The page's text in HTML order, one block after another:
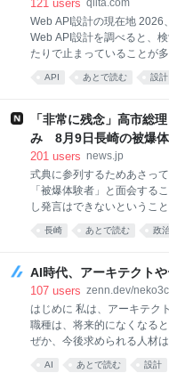
に参加しているクリエイタ
月7日まで。従来制度によ
行われます。 後継の
Revenue Sharing参加者が
121 users qiita.com
Web API設計の現在地 2026
Web API設計を調べると、
たりで止まっていることが
ができ、OAuthのグラント
までRFCが生えました。
のドラフト、大手APIの実
は2014年の『Web API: The
様に従う、仕様がなければ
「その領域で何をすればい
RFCなのか、標
API あとで読む 設計
「非常に残念」高市総
み 8月9日長崎の被爆
201 users news.jp
式典に参列するためあさっ
「被爆体験者」と面会する
し発言はできないというこ
年も“握手のみ” 高市総理は
でとり行われる平和祈念式
爆体験者」3団体も同席しま
続になりますが、去年と同
だけだということです。 広
国が定める「被爆地域」の
められていない「被爆体験
ます。 広島ではすでに「黒
長崎 あとで読む 政
AI時代、アーキテクト
107 users zenn.dev/
はじめに 私は、アーキテク
職種は、将来的になくなる
ぜか、今後求められる人材
りの考えを整理してみたい
い 米国の実業家であるElon
AI あとで読む 設計